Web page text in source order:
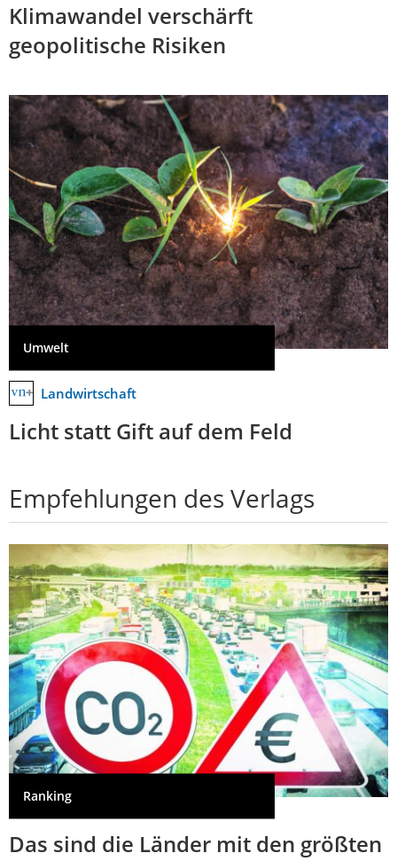
Klimawandel verschärft
geopolitische Risiken
Umwelt
Landwirtschaft
Licht statt Gift auf dem Feld
Empfehlungen des Verlags
Ranking
Das sind die Länder mit den größten